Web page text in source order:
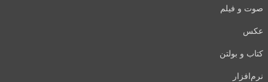
صوت و فیلم
عکس
کتاب و بولتن
نرم‌افزار